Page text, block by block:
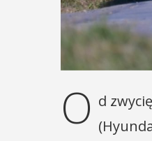
O d